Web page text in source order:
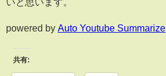
powered by Auto Youtube Summarize
共有: